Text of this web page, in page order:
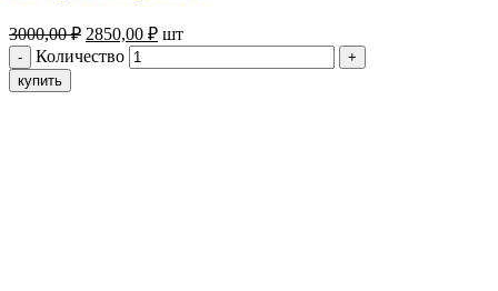
3000,00₽ 2850,00 ₽ шт
Количество
купить